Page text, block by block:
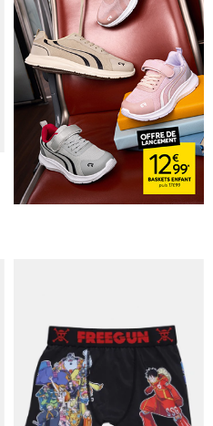
aux favoris
rapide